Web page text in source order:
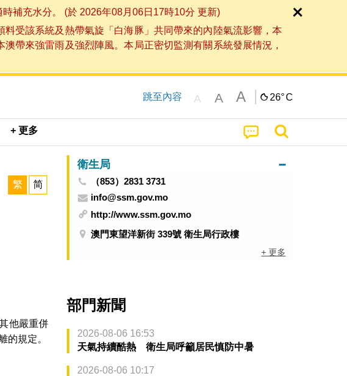
補充水分。 (於 2026年08月06日17時10分 更新)
受該系統及熱帶氣旋「白海豚」共同帶來的內陸氣流影響，本
帶來強雷雨及強烈陣風。本局正密切監測有關系統發展情況，
跳至內容 A A A 26°C
+ 更多
繁 简
他嚴重併
的規定。
衛生局
（853）2831 3731
info@ssm.gov.mo
http://www.ssm.gov.mo
澳門東望洋新街 339號 衛生局行政樓
+ 更多
部門新聞
2026-08-06 16:53
天氣持續酷熱 衛生局呼籲居民慎防中暑
2026-08-06 10:17